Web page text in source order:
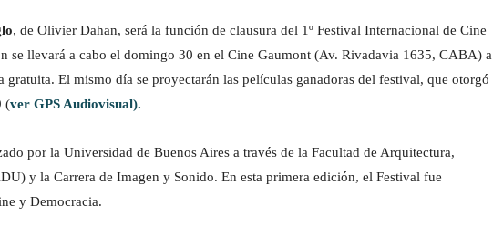
, de Olivier Dahan, será la función de clausura del 1º Festival Internacional de Cine
se llevará a cabo el domingo 30 en el Cine Gaumont (Av. Rivadavia 1635, CABA) a
gratuita. El mismo día se proyectarán las películas ganadoras del festival, que otorgó
(ver GPS Audiovisual).
por la Universidad de Buenos Aires a través de la Facultad de Arquitectura,
y la Carrera de Imagen y Sonido. En esta primera edición, el Festival fue
y Democracia.